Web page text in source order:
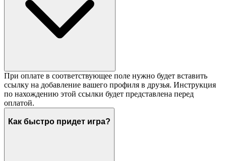
При оплате в соответствующее поле нужно будет вставить
ссылку на добавление вашего профиля в друзья. Инструкция
по нахождению этой ссылки будет представлена перед
оплатой.
Как быстро придет игра?